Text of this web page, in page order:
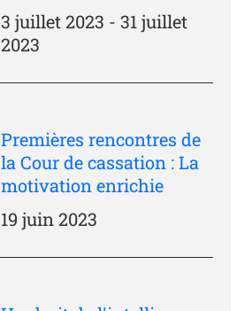
3 juillet 2023 - 31 juillet
2023
Premières rencontres de
la Cour de cassation : La
motivation enrichie
19 juin 2023